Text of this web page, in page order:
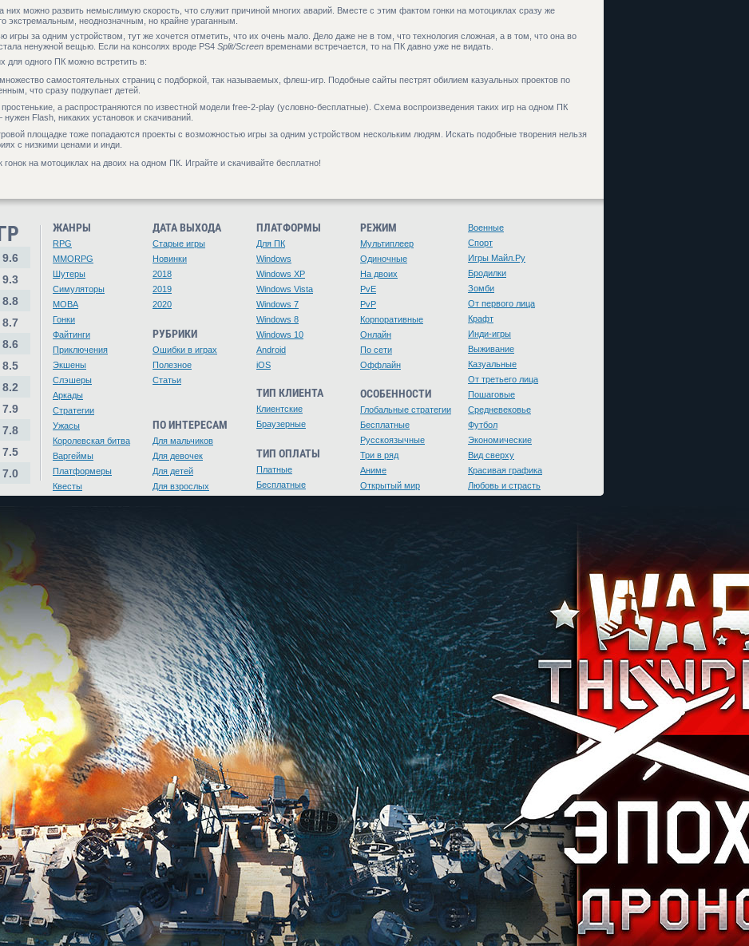
них можно развить немыслимую скорость, что служит причиной многих аварий. Вместе с этим фактом гонки на мотоциклах сразу же
экстремальным, неоднозначным, но крайне ураганным.
игры за одним устройством, тут же хочется отметить, что их очень мало. Дело даже не в том, что технология сложная, а в том, что она во
ненужной вещью. Если на консолях вроде PS4 Split/Screen временами встречается, то на ПК давно уже не видать.
для одного ПК можно встретить в:
самостоятельных страниц с подборкой, так называемых, флеш-игр. Подобные сайты пестрят обилием казуальных проектов по
что сразу подкупает детей.
простенькие, а распространяются по известной модели free-2-play (условно-бесплатные). Схема воспроизведения таких игр на одном ПК
Flash, никаких установок и скачиваний.
площадке тоже попадаются проекты с возможностью игры за одним устройством нескольким людям. Искать подобные творения нельзя
с низкими ценами и инди.
на мотоциклах на двоих на одном ПК. Играйте и скачивайте бесплатно!
9.6
9.3
8.8
8.7
8.6
8.5
8.2
7.9
7.8
7.5
7.0
ЖАНРЫ
RPG
MMORPG
Шутеры
Симуляторы
MOBA
Гонки
Файтинги
Приключения
Экшены
Слэшеры
Аркады
Стратегии
Ужасы
Королевская битва
Варгеймы
Платформеры
Квесты
ДАТА ВЫХОДА
Старые игры
Новинки
2018
2019
2020
РУБРИКИ
Ошибки в играх
Полезное
Статьи
ПО ИНТЕРЕСАМ
Для мальчиков
Для девочек
Для детей
Для взрослых
ПЛАТФОРМЫ
Для ПК
Windows
Windows XP
Windows Vista
Windows 7
Windows 8
Windows 10
Android
iOS
ТИП КЛИЕНТА
Клиентские
Браузерные
ТИП ОПЛАТЫ
Платные
Бесплатные
РЕЖИМ
Мультиплеер
Одиночные
На двоих
PvE
PvP
Корпоративные
Онлайн
По сети
Оффлайн
ОСОБЕННОСТИ
Глобальные стратегии
Бесплатные
Русскоязычные
Три в ряд
Аниме
Открытый мир
Военные
Спорт
Игры Майл.Ру
Бродилки
Зомби
От первого лица
Крафт
Инди-игры
Выживание
Казуальные
От третьего лица
Пошаговые
Средневековье
Футбол
Экономические
Вид сверху
Красивая графика
Любовь и страсть